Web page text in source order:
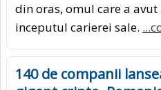
din oras, omul care a
inceputul carierei sale.
140 de companii